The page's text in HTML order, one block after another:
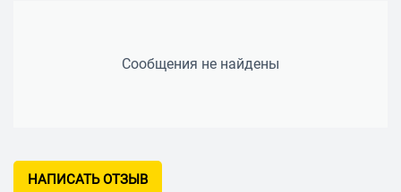
Сообщения не найдены
НАПИСАТЬ ОТЗЫВ